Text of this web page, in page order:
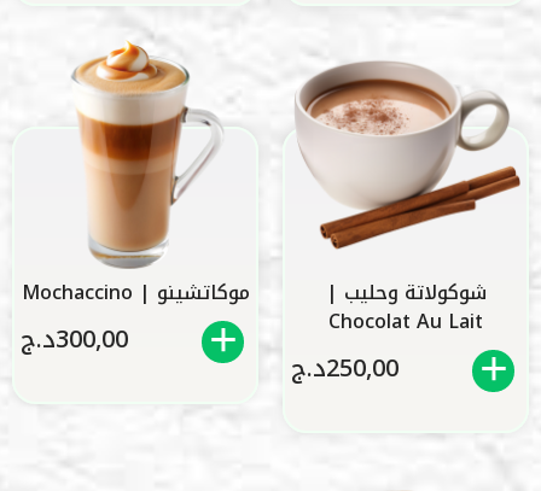
شوكولاتة وحليب |
Chocolat Au Lait
250,00د.ج
موكاتشينو | Mochaccino
300,00د.ج